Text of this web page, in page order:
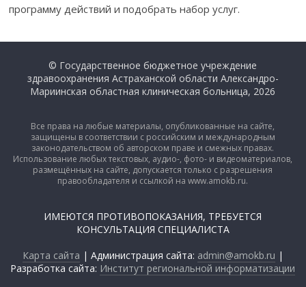
программу действий и подобрать набор услуг.
© Государственное бюджетное учреждение
здравоохранения Астраханской области Александро-
Мариинская областная клиническая больница, 2026
Все права на любые материалы, опубликованные на сайте,
защищены в соответствии с российским и международным
законодательством об авторском праве и смежных правах.
Использование любых текстовых, аудио-, фото- и видеоматериалов,
размещённых на сайте, допускается только с разрешения
правообладателя и ссылкой на www.amokb.ru.
ИМЕЮТСЯ ПРОТИВОПОКАЗАНИЯ, ТРЕБУЕТСЯ
КОНСУЛЬТАЦИЯ СПЕЦИАЛИСТА
Карта сайта | Администрация сайта: admin@amokb.ru |
Разработка сайта: Институт региональной информатизации